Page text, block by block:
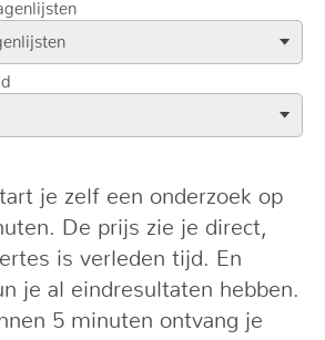
je zelf een onderzoek op
De prijs zie je direct,
is verleden tijd. En
je al eindresultaten hebben.
5 minuten ontvang je